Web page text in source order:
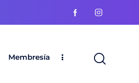
Membresía